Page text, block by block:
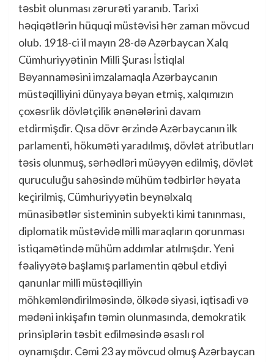
təsbit olunması zərurəti yaranıb. Tarixi
həqiqətlərin hüquqi müstəvisi hər zaman mövcud
olub. 1918-ci il mayın 28-də Azərbaycan Xalq
Cümhuriyyətinin Milli Şurası İstiqlal
Bəyannaməsini imzalamaqla Azərbaycanın
müstəqilliyini dünyaya bəyan etmiş, xalqımızın
çoxəsrlik dövlətçilik ənənələrini davam
etdirmişdir. Qısa dövr ərzində Azərbaycanın ilk
parlamenti, hökuməti yaradılmış, dövlət atributları
təsis olunmuş, sərhədləri müəyyən edilmiş, dövlət
quruculuğu sahəsində mühüm tədbirlər həyata
keçirilmiş, Cümhuriyyətin beynəlxalq
münasibətlər sisteminin subyekti kimi tanınması,
diplomatik müstəvidə milli maraqların qorunması
istiqamətində mühüm addımlar atılmışdır. Yeni
fəaliyyətə başlamış parlamentin qəbul etdiyi
qanunlar milli müstəqilliyin
möhkəmləndirilməsində, ölkədə siyasi, iqtisadi və
mədəni inkişafın təmin olunmasında, demokratik
prinsiplərin təsbit edilməsində əsaslı rol
oynamışdır. Cəmi 23 ay mövcud olmuş Azərbaycan